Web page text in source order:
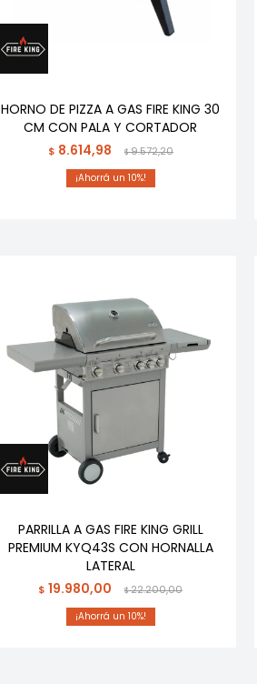
HORNO DE PIZZA A GAS FIRE KING 30
CM CON PALA Y CORTADOR
$ 8.614,98 $9.572,20
10
PARRILLA A GAS FIRE KING GRILL
PREMIUM KYQ43S CON HORNALLA
LATERAL
$ 19.980,00 $22.200,00
10